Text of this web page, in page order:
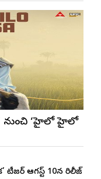
నుంచి ‘హైలో హైలో
టీజర్ ఆగస్ట్ 10న రిలీజ్